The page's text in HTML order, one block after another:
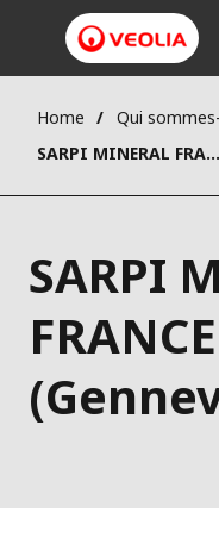
Home Qui
SARPI MINERAL FRANCE (Gennevilliers)
SARPI
FRANCE